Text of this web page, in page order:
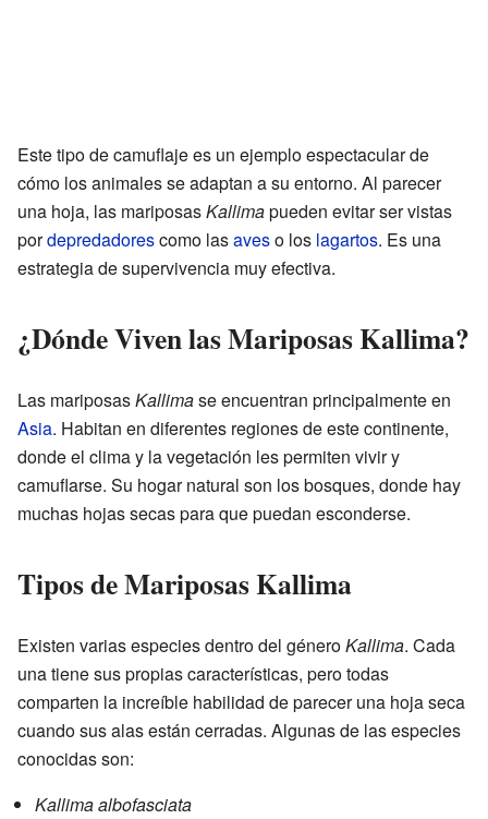
Este tipo de camuflaje es un ejemplo espectacular de
cómo los animales se adaptan a su entorno. Al parecer
una hoja, las mariposasKallimapueden evitar ser vistas
pordepredadorescomo lasaveso los lagartos. Es una
estrategia de supervivencia muy efectiva.
¿Dónde Viven las Mariposas Kallima?
Las mariposasKallimase encuentran principalmente en
Asia. Habitan en diferentes regiones de este continente,
donde el clima y la vegetación les permiten vivir y
camuflarse. Su hogar natural son los bosques, donde hay
muchas hojas secas para que puedan esconderse.
Tipos de Mariposas Kallima
Existen varias especies dentro del géneroKallima. Cada
una tiene sus propias características, pero todas
comparten la increíble habilidad de parecer una hoja seca
cuando sus alas están cerradas. Algunas de las especies
conocidas son:
Kallima albofasciata